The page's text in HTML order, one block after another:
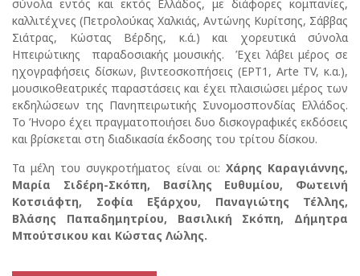
σύνολα εντός και εκτός Ελλάδος, με διάφορες κομπανίες,
καλλιτέχνες (Πετρολούκας Χαλκιάς, Αντώνης Κυρίτσης, Σάββας
Σιάτρας, Κώστας Βέρδης, κ.ά.) και χορευτικά σύνολα
Ηπειρώτικης παραδοσιακής μουσικής. Έχει λάβει μέρος σε
ηχογραφήσεις δίσκων, βιντεοσκοπήσεις (ΕΡΤ1, Arte TV, κ.α.),
μουσικοθεατρικές παραστάσεις και έχει πλαισιώσει μέρος των
εκδηλώσεων της Πανηπειρωτικής Συνομοσπονδίας Ελλάδος.
Το Ήνορο έχει πραγματοποιήσει δυο δισκογραφικές εκδόσεις
και βρίσκεται στη διαδικασία έκδοσης του τρίτου δίσκου.
Τα μέλη του συγκροτήματος είναι οι: Χάρης Καραγιάννης,
Μαρία Σιδέρη-Σκόπη, Βασίλης Ευθυμίου, Φωτεινή
Κοτσιάφτη, Σοφία Εξάρχου, Παναγιώτης Τέλλης,
Βλάσης Παπαδημητρίου, Βασιλική Σκόπη, Δήμητρα
Μπούτσικου και Κώστας Λώλης.